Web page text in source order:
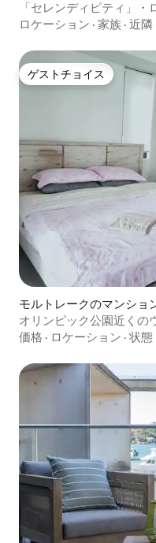
「セレンディピティ」
ムアパート
ロケーション · 家族 · 近隣
ゲストチョイス
ゲストチョイス
モルトレークのマンショ
オリンピック公園近くの
価格 · ロケーション · 状態